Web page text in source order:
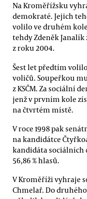
Na Kroměřížsku
demokraté. Jejich
volilo ve druhém kole
tehdy Zdeněk
z roku 2004.
Šest let předtím
voličů. Soupeřkou
z KSČM. Za sociální
jenž v prvním kole
na čtvrtém místě.
V roce 1998 pak
na kandidátce
kandidáta sociálních
56,86 % hlasů.
V Kroměříži vyhraje
Chmelař. Do